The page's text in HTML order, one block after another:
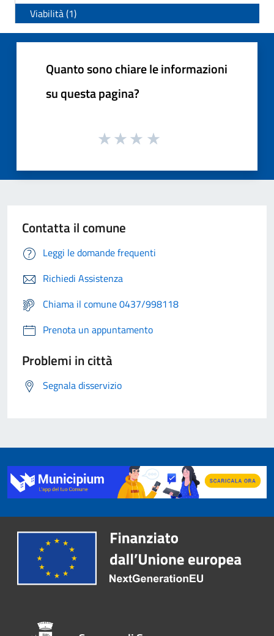
Viabilità (1)
Quanto sono chiare le informazioni
su questa pagina?
Contatta il comune
Leggi le domande frequenti
Richiedi Assistenza
Chiama il comune 0437/998118
Prenota un appuntamento
Problemi in città
Segnala disservizio